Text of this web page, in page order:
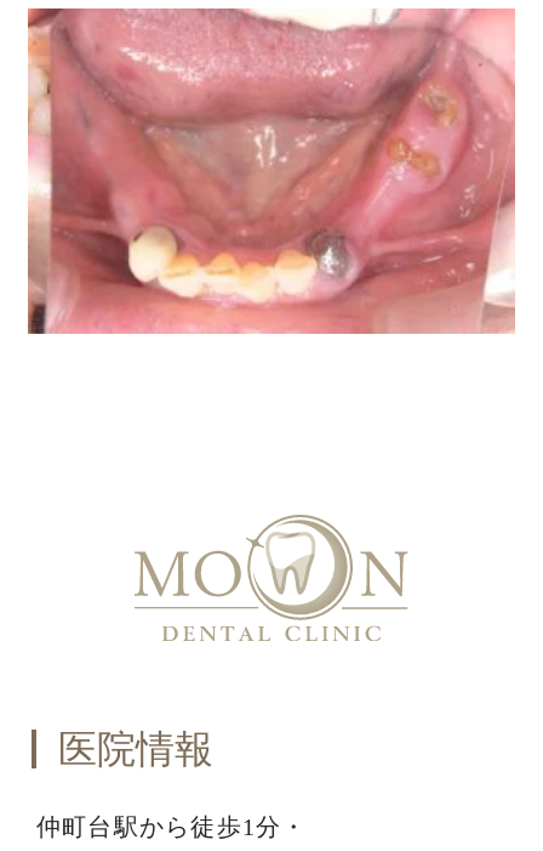
医院情報
仲町台駅から徒歩1分・